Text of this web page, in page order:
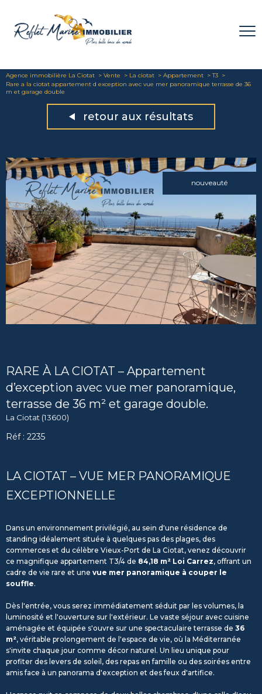
Agence immobilière La Ciotat Vente La ciotat Appartement
T3
Rare a la ciotat appartement d exception avec vue mer panoramique terrasse de 36
m et garage double
retour aux résultats
nouveauté
RARE À LA CIOTAT – Appartement
d’exception avec vue mer panoramique,
terrasse de 36 m² et garage double.
La Ciotat (13600)
Réf : 2235
LA CIOTAT – VUE MER PANORAMIQUE
EXCEPTIONNELLE
Dans un environnement privilégié, au sein d'une résidence de
standing idéalement située à quelques pas des plages, des
commerces et du célèbre Vieux-Port de La Ciotat, venez découvrir
ce magnifique appartement T3/4 de 84,18 m² Loi Carrez, offrant un
cadre de vie rare et une vue mer panoramique à couper le
souffle.
Dès l'entrée, vous serez immédiatement séduit par les volumes, la
luminosité et l'ouverture sur l'extérieur. Le vaste séjour avec cuisine
aménagée et équipée s'ouvre sur une spectaculaire terrasse de 36
m², véritable prolongement de l'espace de vie, où la Méditerranée
s'invite chaque jour comme décor naturel. Un lieu unique pour
profiter des levers de soleil, des repas en famille ou des soirées entre
amis face à un panorama d'exception et des feux d'artifice.